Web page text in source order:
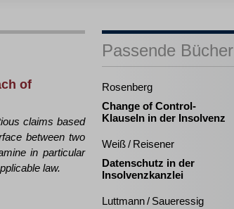
of
claims based
between two
in particular
law.
Passende Bücher
Rosenberg
Change of Control-
Klauseln in der Insolvenz
Weiß / Reisener
Datenschutz in der
Insolvenzkanzlei
Luttmann / Saueressig